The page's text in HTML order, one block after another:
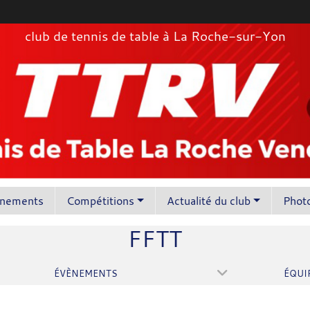
club de tennis de table à La Roche-sur-Yon
Compétitions Actualité du club
FFTT
ÉVÈNEMENTS